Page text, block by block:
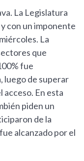
La Legislatura
con un imponente
La
que
fue
luego de superar
acceso. En esta
piden un
de la
alcanzado por el